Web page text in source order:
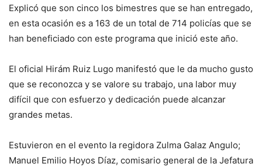
Explicó que son cinco los bimestres que se han entregado,
en esta ocasión es a 163 de un total de 714 policías que se
han beneficiado con este programa que inició este año.
El oficial Hirám Ruiz Lugo manifestó que le da mucho gusto
que se reconozca y se valore su trabajo, una labor muy
difícil que con esfuerzo y dedicación puede alcanzar
grandes metas.
Estuvieron en el evento la regidora Zulma Galaz Angulo;
Manuel Emilio Hoyos Díaz, comisario general de la Jefatura